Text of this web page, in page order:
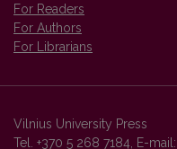
For Readers
For Authors
For Librarians
Vilnius University Press
Tel. +370 5 268 7184, E-mail: